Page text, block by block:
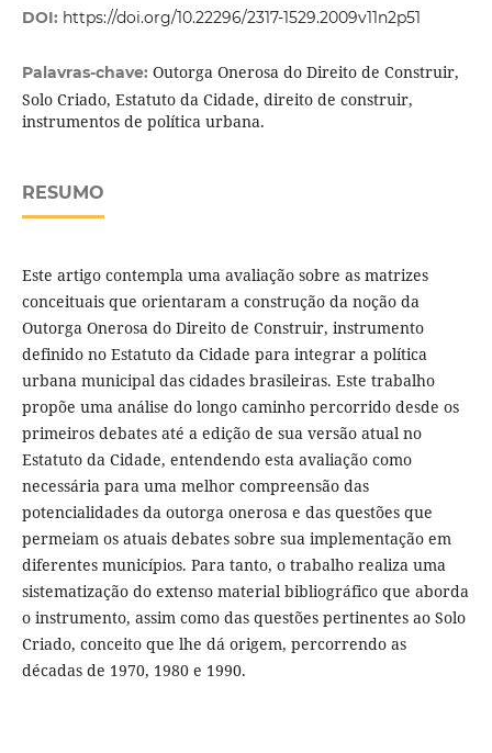
DOI: https://doi.org/10.22296/2317-1529.2009v11n2p51
Palavras-chave: Outorga Onerosa do Direito de Construir,
Solo Criado, Estatuto da Cidade, direito de construir,
instrumentos de política urbana.
RESUMO
Este artigo contempla uma avaliação sobre as matrizes
conceituais que orientaram a construção da noção da
Outorga Onerosa do Direito de Construir, instrumento
definido no Estatuto da Cidade para integrar a política
urbana municipal das cidades brasileiras. Este trabalho
propõe uma análise do longo caminho percorrido desde os
primeiros debates até a edição de sua versão atual no
Estatuto da Cidade, entendendo esta avaliação como
necessária para uma melhor compreensão das
potencialidades da outorga onerosa e das questões que
permeiam os atuais debates sobre sua implementação em
diferentes municípios. Para tanto, o trabalho realiza uma
sistematização do extenso material bibliográfico que aborda
o instrumento, assim como das questões pertinentes ao Solo
Criado, conceito que lhe dá origem, percorrendo as
décadas de 1970, 1980 e 1990.